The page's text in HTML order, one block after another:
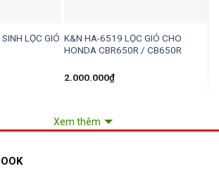
Xem thêm
LỌC GIÓ K&N HA-6519 LỌC GIÓ CHO
HONDA CBR650R / CB650R
2.000.000₫